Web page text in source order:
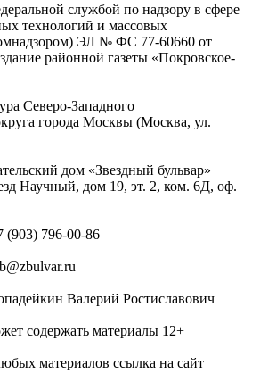
службой по надзору в сфере
технологий и массовых
ЭЛ № ФС 77-60660 от
районной газеты «Покровское-
Северо-Западного
города Москвы (Москва, ул.
дом «Звездный бульвар»
Научный, дом 19, эт. 2, ком. 6Д, оф.
(903) 796-00-86
Валерий Ростиславович
содержать материалы 12+
материалов ссылка на сайт